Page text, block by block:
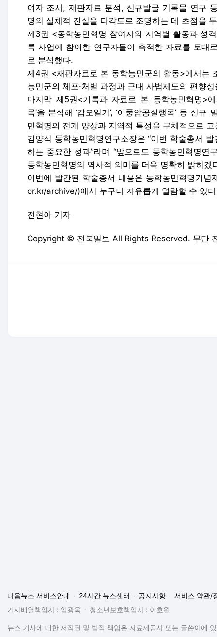
여자 조사, 재판자료 분석, 신규발굴 기록물 연구
명의 실체적 진실을 다각도로 조명하는 데 초점을
제3권 <동학농민혁명 참여자의 지역별 활동과 성
록 사업에 참여한 연구자들이 축적한 자료를 토대
로 분석했다.
제4권 <재판자료로 본 동학농민군의 활동>에서는
농민군의 체포·처벌 과정과 근대 사법제도의 편향
마지막 제5권<기록과 자료로 본 동학농민혁명>에
록’을 분석해 ‘갑오일기’, ‘이풍암공실행록’ 등 신
민혁명의 전개 양상과 지역적 특성을 구체적으로 고
김양식 동학농민혁명연구소장은 “이번 학술총서
하는 중요한 성과”라며 “앞으로도 동학농민혁명연
동학농민혁명의 역사적 의미를 더욱 명확히 밝히겠
이번에 발간된 학술총서 내용은 동학농민혁명기
or.kr/archive/)에서 누구나 자유롭게 열람할 수 있
전현아 기자
Copyright © 전북일보 All Rights Reserved. 무단
다음뉴스 서비스안내 24시간 뉴스센터 공지사항
서비스 약관/
기사배열책임자 : 임광욱
청소년보호책임자 : 이호원
뉴스 기사에 대한 저작권 및 법적 책임은 자료제공사 또는 글쓴이에